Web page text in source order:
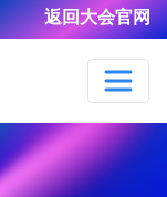
返回大会官网